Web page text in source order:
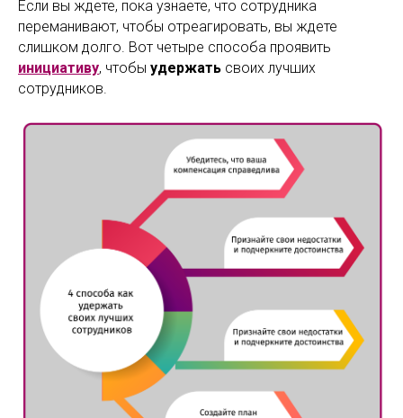
Если вы ждете, пока узнаете, что сотрудника
переманивают, чтобы отреагировать, вы ждете
слишком долго. Вот четыре способа проявить
инициативу, чтобы удержать своих лучших
сотрудников.